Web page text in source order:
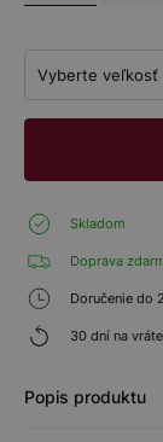
Vyberte veľkosť
Skladom
Doprava
Doručenie do
30 dní na
Popis produktu